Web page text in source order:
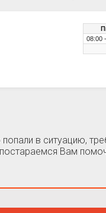
08:00
в ситуацию,
Вам